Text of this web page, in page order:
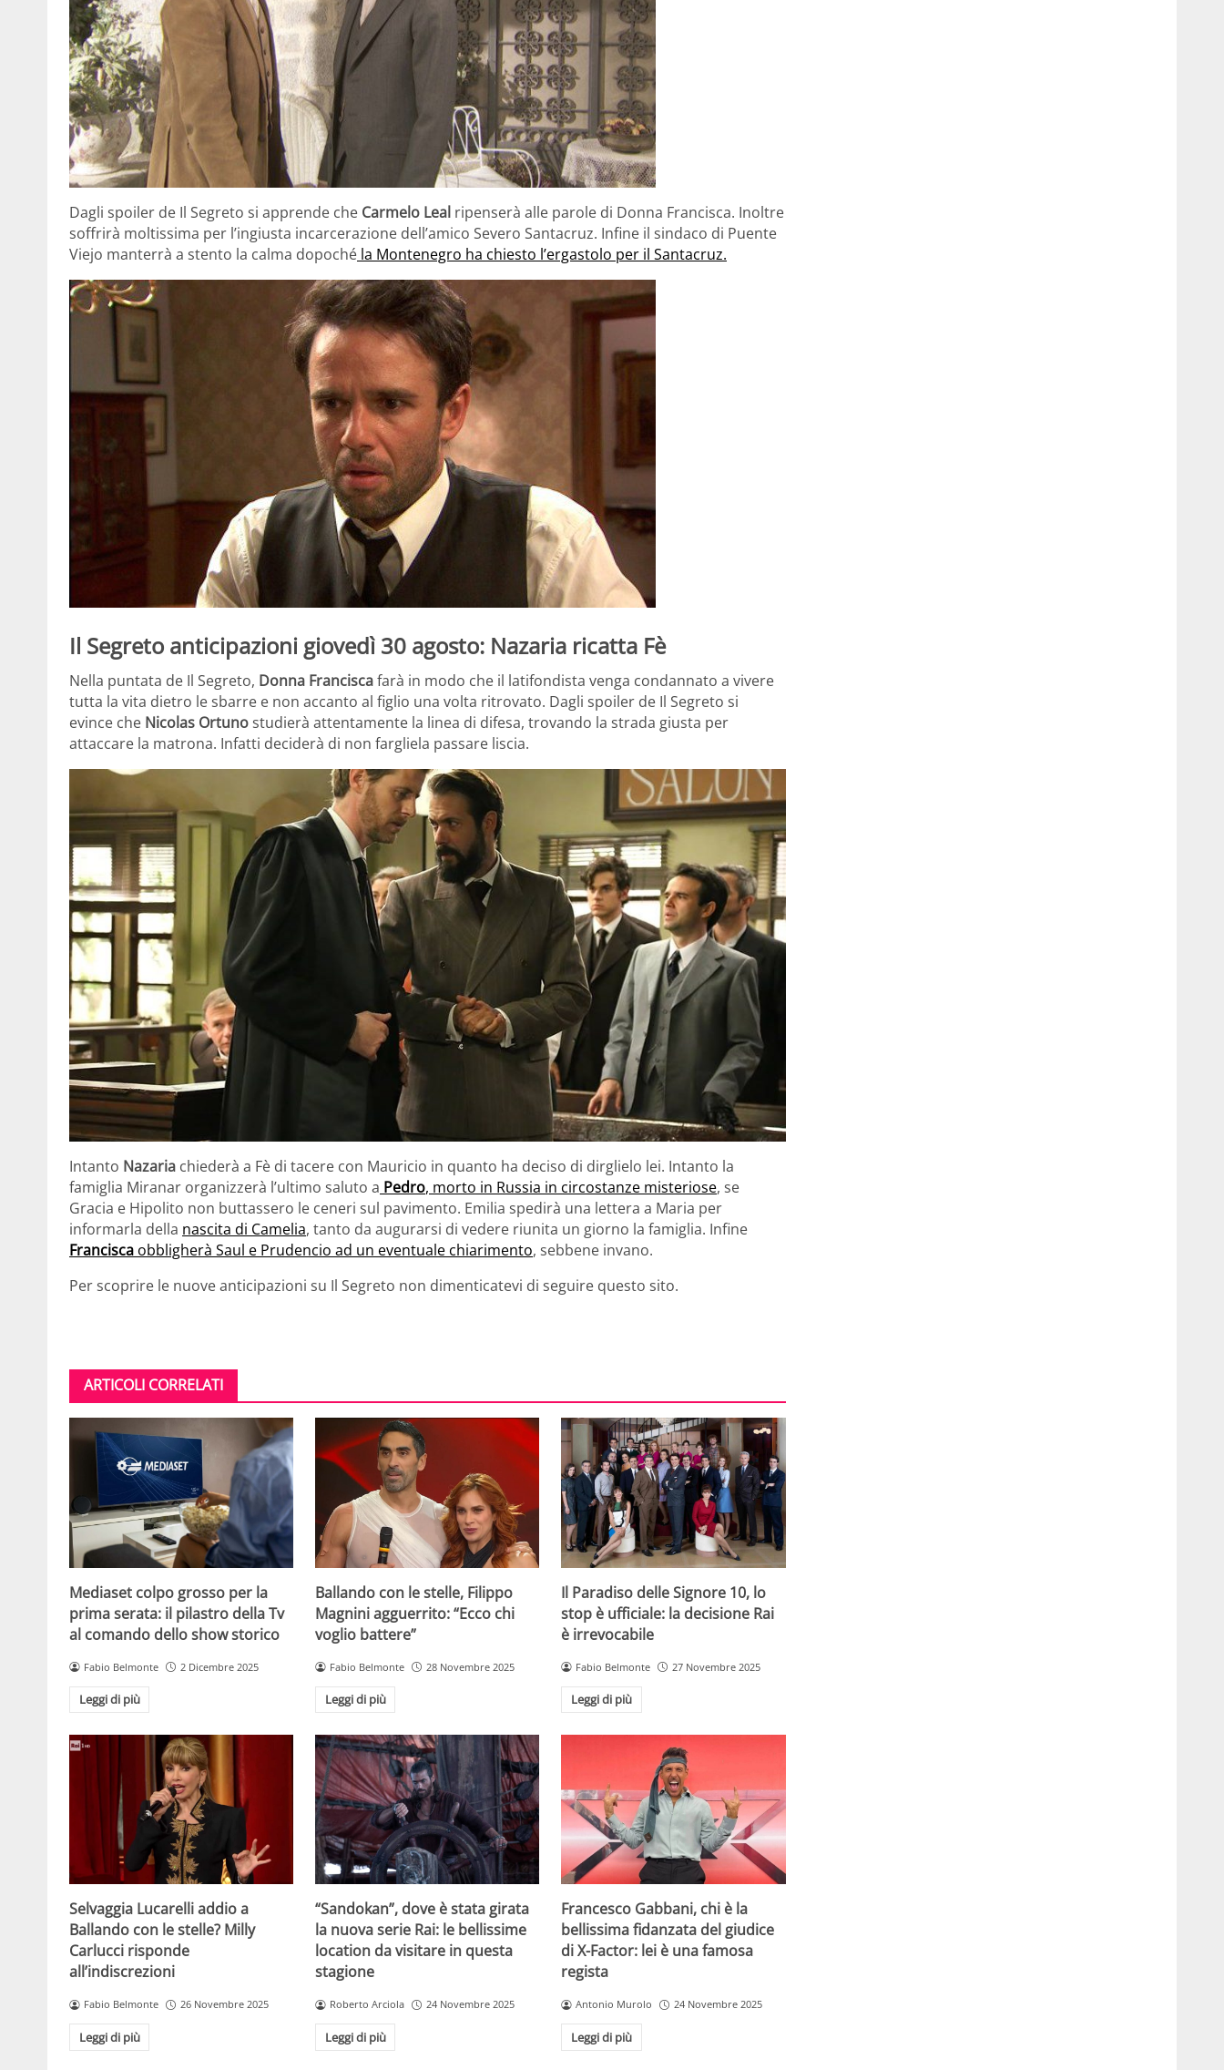
Dagli spoiler de Il Segreto si apprende che Carmelo Leal ripenserà alle parole di Donna Francisca. Inoltre
soffrirà moltissima per l’ingiusta incarcerazione dell’amico Severo Santacruz. Infine il sindaco di Puente
Viejo manterrà a stento la calma dopoché la Montenegro ha chiesto l’ergastolo per il Santacruz.
Il Segreto anticipazioni giovedì 30 agosto: Nazaria ricatta Fè
Nella puntata de Il Segreto, Donna Franciscafarà in modo che il latifondista venga condannato a vivere
tutta la vita dietro le sbarre e non accanto al figlio una volta ritrovato. Dagli spoiler de Il Segreto si
evince che Nicolas Ortunostudierà attentamente la linea di difesa, trovando la strada giusta per
attaccare la matrona. Infatti deciderà di non fargliela passare liscia.
Intanto Nazaria chiederà a Fè di tacere con Mauricio in quanto ha deciso di dirglielo lei. Intanto la
famiglia Miranar organizzerà l’ultimo saluto a Pedro, morto in Russia in circostanze misteriose, se
Gracia e Hipolito non buttassero le ceneri sul pavimento. Emilia spedirà una lettera a Maria per
informarla della nascita di Camelia, tanto da augurarsi di vedere riunita un giorno la famiglia. Infine
Francisca obbligherà Saul e Prudencio ad un eventuale chiarimento, sebbene invano.
Per scoprire le nuove anticipazioni su Il Segreto non dimenticatevi di seguire questo sito.
ARTICOLI CORRELATI
Mediaset colpo grosso per la
prima serata: il pilastro della Tv
al comando dello show storico
Fabio Belmonte 2 Dicembre 2025
Leggi di più
Ballando con le stelle, Filippo
Magnini agguerrito: “Ecco chi
voglio battere”
Fabio Belmonte 28 Novembre 2025
Leggi di più
Il Paradiso delle Signore 10, lo
stop è ufficiale: la decisione Rai
è irrevocabile
Fabio Belmonte 27 Novembre 2025
Leggi di più
Selvaggia Lucarelli addio a
Ballando con le stelle? Milly
Carlucci risponde
all’indiscrezioni
Fabio Belmonte 26 Novembre 2025
Leggi di più
“Sandokan”, dove è stata girata
la nuova serie Rai: le bellissime
location da visitare in questa
stagione
Roberto Arciola 24 Novembre 2025
Leggi di più
Francesco Gabbani, chi è la
bellissima fidanzata del giudice
di X-Factor: lei è una famosa
regista
Antonio Murolo 24 Novembre 2025
Leggi di più